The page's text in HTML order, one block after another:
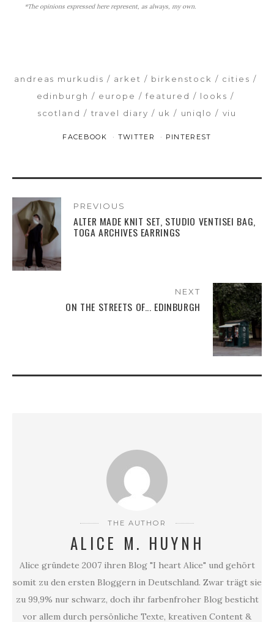
*The opinions expressed here represent, as always, my own.
andreas murkudis arket birkenstock
cities
edinburgh
europe featured
looks
scotland
travel diary uk uniqlo viu
FACEBOOK TWITTER PINTEREST
PREVIOUS
ALTER MADE KNIT SET, STUDIO VENTISEI BAG,
TOGA ARCHIVES EARRINGS
NEXT
ON THE STREETS OF... EDINBURGH
THE AUTHOR
ALICE M. HUYNH
Alice gründete 2007 ihren Blog "I heart Alice" und gehört
somit zu den ersten Bloggern in Deutschland. Zwar trägt sie
zu 99,9% nur schwarz, doch ihr farbenfroher Blog besticht
vor allem durch persönliche Texte, kreativen Content &